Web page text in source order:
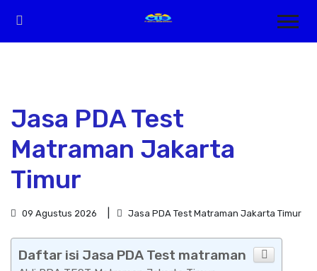
Jasa PDA Test
Matraman Jakarta
Timur
09 Agustus 2026 Jasa PDA Test Matraman Jakarta Timur
Daftar isi Jasa PDA Test matraman